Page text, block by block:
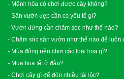
- Mệnh hỏa có chơi được cây không?
- Sân vườn đẹp cần có yếu tố gì?
- Vườn đứng cần chăm sóc như thế nào?
- Chăm sóc sân vườn như thế nào để luôn
- Mùa đông nên chơi các loại hoa gì?
- Mua hoa tết ở đâu?
- Chơi cây gì để đón nhiều tài lộc?